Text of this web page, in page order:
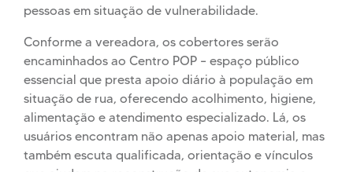
pessoas em situação de vulnerabilidade.
Conforme a vereadora, os cobertores serão
encaminhados ao Centro POP – espaço público
essencial que presta apoio diário à população em
situação de rua, oferecendo acolhimento, higiene,
alimentação e atendimento especializado. Lá, os
usuários encontram não apenas apoio material, mas
também escuta qualificada, orientação e vínculos